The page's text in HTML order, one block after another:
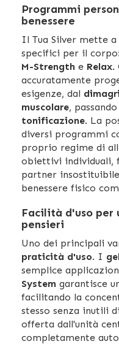
Programmi
benessere
Il Tua Silver mette
specifici per il corpo:
M-Strength e Relax.
accuratamente
esigenze, dal
muscolare,
tonificazione. La
diversi programmi
proprio regime di
obiettivi individuali,
partner
benessere fisico
Facilità d'uso per
pensieri
Uno dei principali
praticità d'uso. I
semplice
System garantisce
facilitando la
stesso senza inutili
offerta dall'unità
completamente